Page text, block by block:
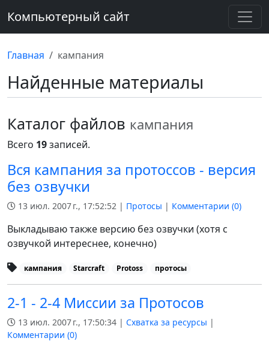
Компьютерный сайт
Главная кампания
Найденные материалы
Каталог файлов кампания
Всего 19записей.
Вся кампания за протоссов - версия
без озвучки
13 июл. 2007 г., 17:52:52 | Протосы | Комментарии (0)
Выкладываю также версию без озвучки (хотя с
озвучкой интереснее, конечно)
кампания Starcraft Protoss протосы
2-1 - 2-4 Миссии за Протосов
13 июл. 2007 г., 17:50:34 | Схватка за ресурсы |
Комментарии (0)